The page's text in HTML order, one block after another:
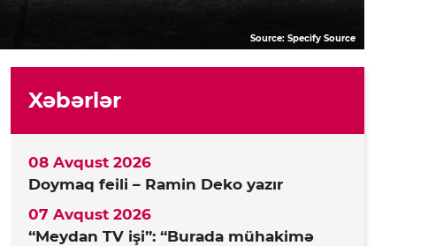
Source: Specify Source
Xəbərlər
Doymaq feili – Ramin Deko yazır
08 Avqust 2026
“Meydan TV işi”: “Burada mühakimə
07 Avqust 2026